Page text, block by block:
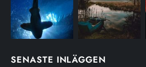
SENASTE INLÄGGEN